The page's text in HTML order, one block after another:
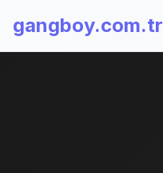
gangboy.com.tr